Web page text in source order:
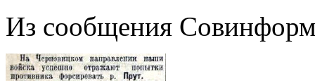
Из сообщения